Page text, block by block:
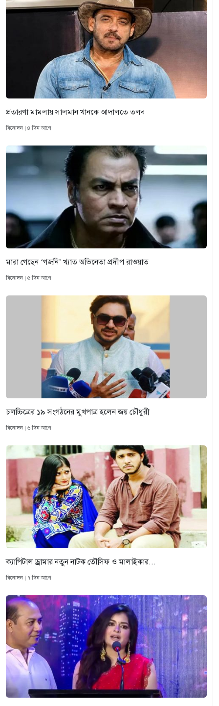
প্রতারণা মামলায় সালমান খানকে আদালতে তলব
বিনোদন | ৪ দিন আগে
মারা গেছেন ‘গজনি’ খ্যাত অভিনেতা প্রদীপ রাওয়াত
বিনোদন | ৫ দিন আগে
চলচ্চিত্রের ১৯ সংগঠনের মুখপাত্র হলেন জয় চৌধুরী
বিনোদন | ৬ দিন আগে
ক্যাপিটাল ড্রামার নতুন নাটক তৌসিফ ও মালাইকার...
বিনোদন | ৭ দিন আগে